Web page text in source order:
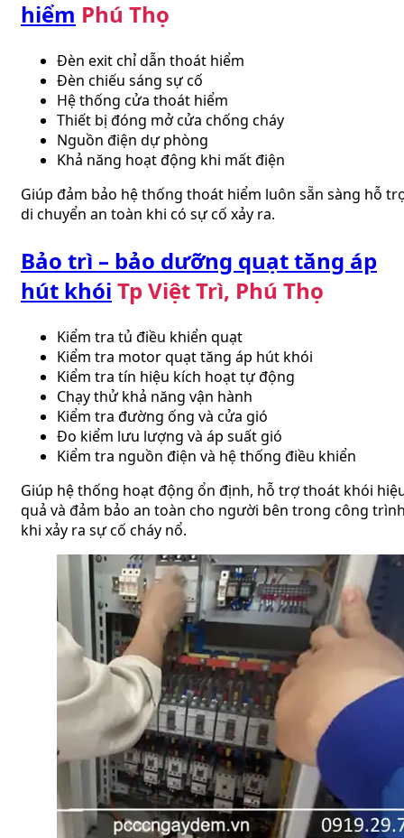
hiểm Phú Thọ
Đèn exit chỉ dẫn thoát hiểm
Đèn chiếu sáng sự cố
Hệ thống cửa thoát hiểm
Thiết bị đóng mở cửa chống cháy
Nguồn điện dự phòng
Khả năng hoạt động khi mất điện
Giúp đảm bảo hệ thống thoát hiểm luôn sẵn sàng hỗ
di chuyển an toàn khi có sự cố xảy ra.
Bảo trì – bảo dưỡng quạt tăng áp
hút khói Tp Việt Trì, Phú Thọ
Kiểm tra tủ điều khiển quạt
Kiểm tra motor quạt tăng áp hút khói
Kiểm tra tín hiệu kích hoạt tự động
Chạy thử khả năng vận hành
Kiểm tra đường ống và cửa gió
Đo kiểm lưu lượng và áp suất gió
Kiểm tra nguồn điện và hệ thống điều khiển
Giúp hệ thống hoạt động ổn định, hỗ trợ thoát khói
quả và đảm bảo an toàn cho người bên trong công
khi xảy ra sự cố cháy nổ.